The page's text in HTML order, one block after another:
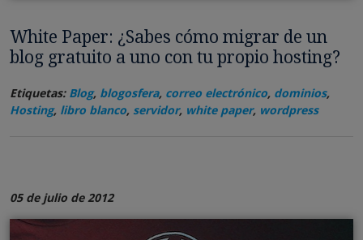
White Paper: ¿Sabes cómo migrar de un
blog gratuito a uno con tu propio hosting?
Etiquetas: Blog, blogosfera, correo electrónico, dominios,
Hosting, libro blanco, servidor, white paper, wordpress
05 de julio de 2012